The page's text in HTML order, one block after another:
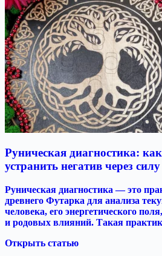
Руническая диагностика:
устранить негатив через
Руническая диагностика — это
древнего Футарка для анализа
человека, его энергетического
и родовых влияний. Такая
Открыть статью